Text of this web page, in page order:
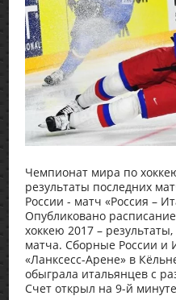
Чемпионат мира по
результаты последних
России - матч «Россия –
Опубликовано
хоккею 2017 –
матча. Сборные России и
«Ланксесс-Арене» в
обыграла итальянцев с
Счет открыл на 9-й